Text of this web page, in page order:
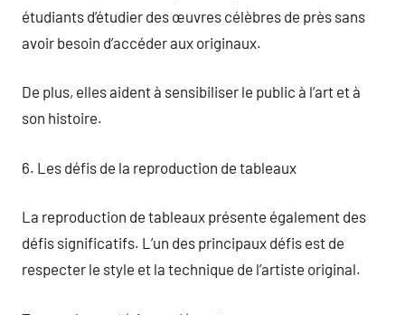
étudiants d’étudier des œuvres célèbres de près sans
avoir besoin d’accéder aux originaux.
De plus, elles aident à sensibiliser le public à l’art et à
son histoire.
6. Les défis de la reproduction de tableaux
La reproduction de tableaux présente également des
défis significatifs. L’un des principaux défis est de
respecter le style et la technique de l’artiste original.